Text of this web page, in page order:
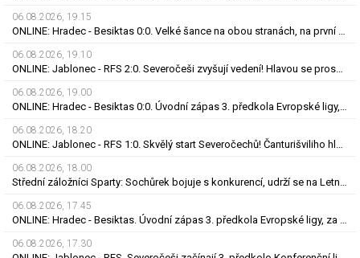
06.08.2026, 19.15
ONLINE: Hradec - Besiktas 0:0. Velké šance na obou stranách, na první gól se zatím čeká
06.08.2026, 19.10
ONLINE: Jablonec - RFS 2:0. Severočeši zvyšují vedení! Hlavou se prosadil Polidar
06.08.2026, 19.00
ONLINE: Hradec - Besiktas 0:0. Úvodní zápas 3. předkola Evropské ligy, za hosty hraje Černý
06.08.2026, 18.20
ONLINE: Jablonec - RFS 1:0. Skvělý start Severočechů! Čanturišviliho hlavička skončila v síti
06.08.2026, 18.00
Střední záložníci Sparty: Sochůrek bojuje s konkurencí, udrží se na Letné Hollý?
06.08.2026, 17.45
ONLINE: Hradec - Besiktas. Úvodní zápas 3. předkola Evropské ligy, za hosty hraje Černý
06.08.2026, 17.30